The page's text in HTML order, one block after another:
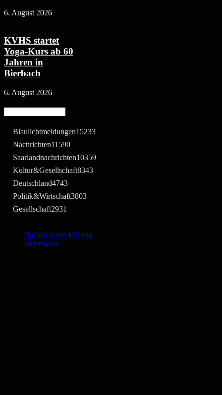
6. August 2026
KVHS startet
Yoga-Kurs ab 60
Jahren in
Bierbach
6. August 2026
Blaulichtmeldungen15233
Nachrichten11590
Saarlandnachrichten10359
Kultur&Gesellschaft8343
Deutschland4743
Politik&Wirtschaft3803
Gesellschaft2931
Datenschutzerklärung
Impressum